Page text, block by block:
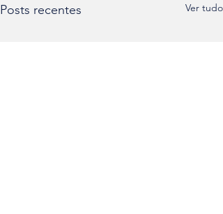
Posts recentes Ver tudo